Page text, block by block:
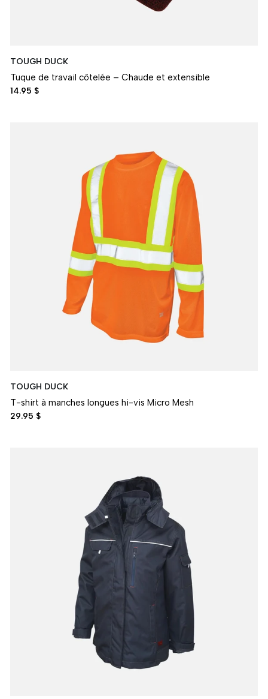
TOUGH DUCK
Tuque de travail côtelée – Chaude et extensible
14.95 $
TOUGH DUCK
T-shirt à manches longues hi-vis Micro Mesh
29.95 $